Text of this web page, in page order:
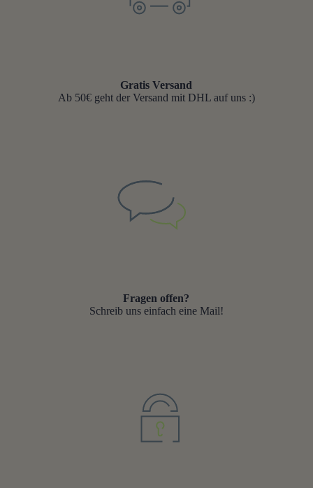
Gratis Versand
Ab 50€ geht der Versand mit DHL auf uns :)
Fragen offen?
Schreib uns einfach eine Mail!